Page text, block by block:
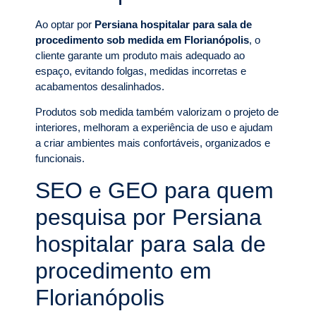
Ao optar por Persiana hospitalar para sala de
procedimento sob medida em Florianópolis, o
cliente garante um produto mais adequado ao
espaço, evitando folgas, medidas incorretas e
acabamentos desalinhados.
Produtos sob medida também valorizam o projeto de
interiores, melhoram a experiência de uso e ajudam
a criar ambientes mais confortáveis, organizados e
funcionais.
SEO e GEO para quem
pesquisa por Persiana
hospitalar para sala de
procedimento em
Florianópolis